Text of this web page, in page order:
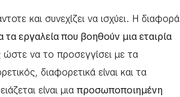
και συνεχίζει να ισχύει. Η διαφορά
εργαλεία που βοηθούν μια εταιρία
ώστε να το προσεγγίσει με τα
διαφορετικά είναι και τα
είναι μια προσωποποιημένη